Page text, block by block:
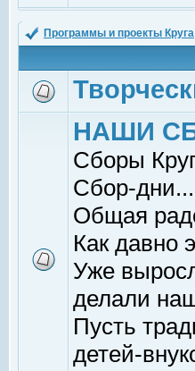
Программы и проекты Круга
НАШИ
Сборы
Сбор-дни...
Общая
Как давно
Уже
делали
Пусть
детей-